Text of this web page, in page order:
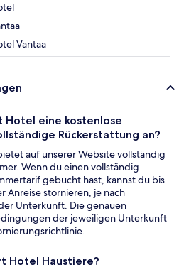
Vantaa
eine kostenlose
Rückerstattung an?
auf unserer Website vollständig
Wenn du einen vollständig
gebucht hast, kannst du bis
Anreise stornieren, je nach
Unterkunft. Die genauen
der jeweiligen Unterkunft
Hotel Haustiere?